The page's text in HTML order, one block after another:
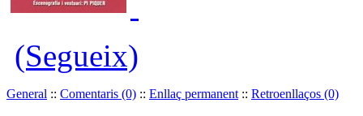
(Segueix)
General :: Comentaris (0) :: Enllaç permanent:: Retroenllaços (0)